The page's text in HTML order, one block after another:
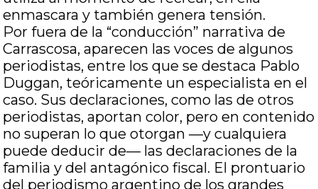
enmascara y también genera tensión.
Por fuera de la “conducción” narrativa de
Carrascosa, aparecen las voces de algunos
periodistas, entre los que se destaca Pablo
Duggan, teóricamente un especialista en el
caso. Sus declaraciones, como las de otros
periodistas, aportan color, pero en contenido
no superan lo que otorgan —y cualquiera
puede deducir de— las declaraciones de la
familia y del antagónico fiscal. El prontuario
del periodismo argentino de los grandes